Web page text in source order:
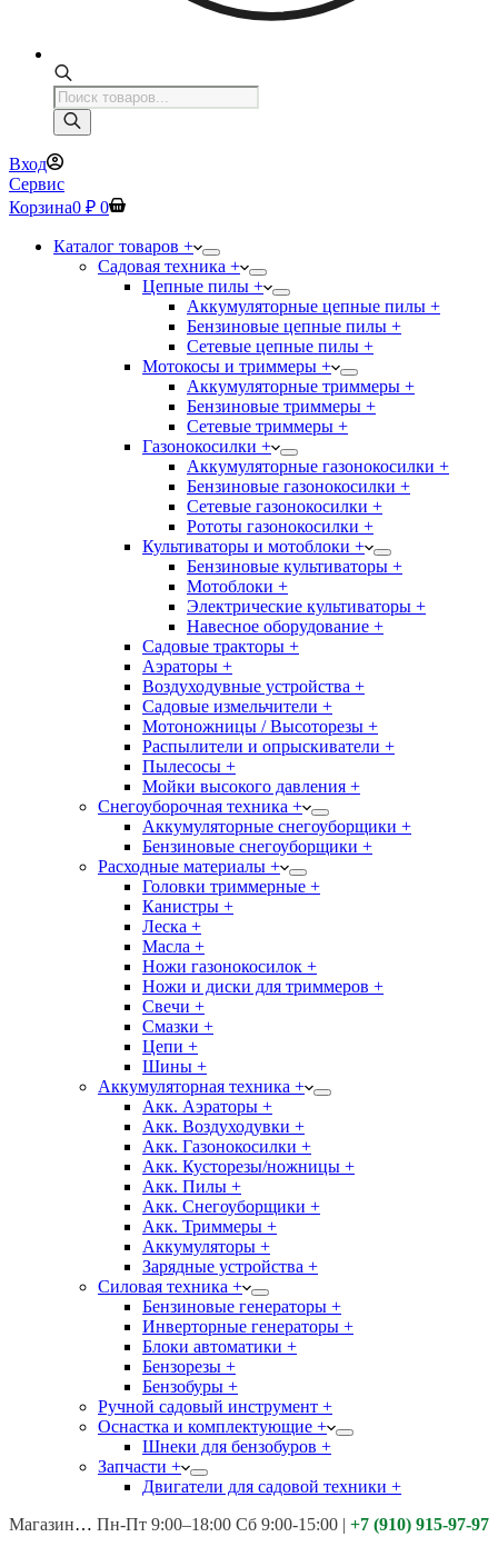
Поиск
товаров
Вход
Сервис
Корзина0 ₽ 0
Каталог товаров +
Садовая техника +
Цепные пилы +
Аккумуляторные цепные пилы +
Бензиновые цепные пилы +
Сетевые цепные пилы +
Мотокосы и триммеры +
Аккумуляторные триммеры +
Бензиновые триммеры +
Сетевые триммеры +
Газонокосилки +
Аккумуляторные газонокосилки +
Бензиновые газонокосилки +
Сетевые газонокосилки +
Рототы газонокосилки +
Культиваторы и мотоблоки +
Бензиновые культиваторы +
Мотоблоки +
Электрические культиваторы +
Навесное оборудование +
Садовые тракторы +
Аэраторы +
Воздуходувные устройства +
Садовые измельчители +
Мотоножницы / Высоторезы +
Распылители и опрыскиватели +
Пылесосы +
Мойки высокого давления +
Снегоуборочная техника +
Аккумуляторные снегоуборщики +
Бензиновые снегоуборщики +
Расходные материалы +
Головки триммерные +
Канистры +
Леска +
Масла +
Ножи газонокосилок +
Ножи и диски для триммеров +
Свечи +
Смазки +
Цепи +
Шины +
Аккумуляторная техника +
Акк. Аэраторы +
Акк. Воздуходувки +
Акк. Газонокосилки +
Акк. Кусторезы/ножницы +
Акк. Пилы +
Акк. Снегоуборщики +
Акк. Триммеры +
Аккумуляторы +
Зарядные устройства +
Силовая техника +
Бензиновые генераторы +
Инверторные генераторы +
Блоки автоматики +
Бензорезы +
Бензобуры +
Ручной садовый инструмент +
Оснастка и комплектующие +
Шнеки для бензобуров +
Запчасти +
Двигатели для садовой техники +
Магазины: Калуга ул. Московская д.113
Пн-Пт 9:00–18:00 Сб 9:00-15:00 | +7 (910) 915-97-97